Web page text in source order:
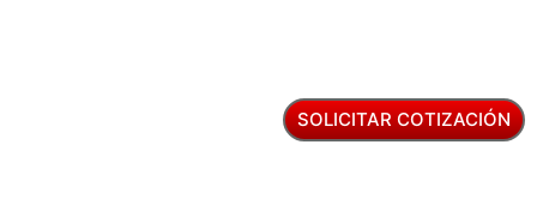
SOLICITAR COTIZACIÓN